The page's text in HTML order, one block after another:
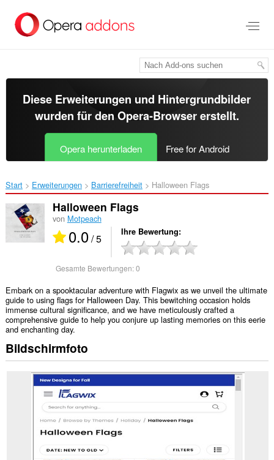
Hauptinhalt
springen
Diese Erweiterungen und Hintergrundbilder
wurden für den Opera-Browsererstellt.
Opera herunterladen Free for Android
Start Erweiterungen Barrierefreiheit Halloween Flags‎
Halloween Flags
von Motpeach
0.0/ 5 Ihre Bewertung
Gesamte Bewertungen:0
Embark on a spooktacular adventure with Flagwix as we unveil the ultimate
guide to using flags for Halloween Day. This bewitching occasion holds
immense cultural significance, and we have meticulously crafted a
comprehensive guide to help you conjure up lasting memories on this eerie
and enchanting day.
Bildschirmfoto